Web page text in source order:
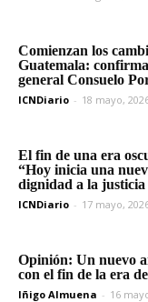
Comienzan los
Guatemala:
general Consuelo
ICNDiario - 18 mayo,
El fin de una era
“Hoy inicia una
dignidad a la justicia
ICNDiario - 17 mayo,
Opinión: Un nuevo
con el fin de la era
Iñigo Almuena - 16